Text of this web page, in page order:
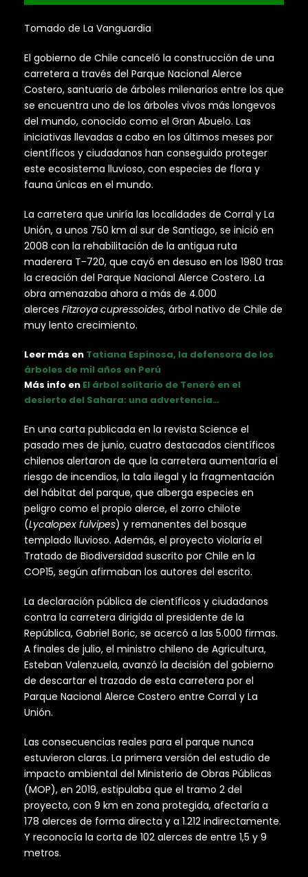
Tomado de La Vanguardia
El gobierno de Chile canceló la construcción de una
carretera a través del Parque Nacional Alerce
Costero, santuario de árboles milenarios entre los que
se encuentra uno de los árboles vivos más longevos
del mundo, conocido como el Gran Abuelo. Las
iniciativas llevadas a cabo en los últimos meses por
científicos y ciudadanos han conseguido proteger
este ecosistema lluvioso, con especies de flora y
fauna únicas en el mundo.
La carretera que uniría las localidades de Corral y La
Unión, a unos 750 km al sur de Santiago, se inició en
2008 con la rehabilitación de la antigua ruta
maderera T-720, que cayó en desuso en los 1980 tras
la creación del Parque Nacional Alerce Costero. La
obra amenazaba ahora a más de 4.000
alerces Fitzroya cupressoides, árbol nativo de Chile de
muy lento crecimiento.
Leer más en Tatiana Espinosa, la defensora de los
árboles de mil años en Perú
Más info en El árbol solitario de Teneré en el
desierto del Sahara: una advertencia…
En una carta publicada en la revista Science el
pasado mes de junio, cuatro destacados científicos
chilenos alertaron de que la carretera aumentaría el
riesgo de incendios, la tala ilegal y la fragmentación
del hábitat del parque, que alberga especies en
peligro como el propio alerce, el zorro chilote
(Lycalopex fulvipes) y remanentes del bosque
templado lluvioso. Además, el proyecto violaría el
Tratado de Biodiversidad suscrito por Chile en la
COP15, según afirmaban los autores del escrito.
La declaración pública de científicos y ciudadanos
contra la carretera dirigida al presidente de la
República, Gabriel Boric, se acercó a las 5.000 firmas.
A finales de julio, el ministro chileno de Agricultura,
Esteban Valenzuela, avanzó la decisión del gobierno
de descartar el trazado de esta carretera por el
Parque Nacional Alerce Costero entre Corral y La
Unión.
Las consecuencias reales para el parque nunca
estuvieron claras. La primera versión del estudio de
impacto ambiental del Ministerio de Obras Públicas
(MOP), en 2019, estipulaba que el tramo 2 del
proyecto, con 9 km en zona protegida, afectaría a
178 alerces de forma directa y a 1.212 indirectamente.
Y reconocía la corta de 102 alerces de entre 1,5 y 9
metros.